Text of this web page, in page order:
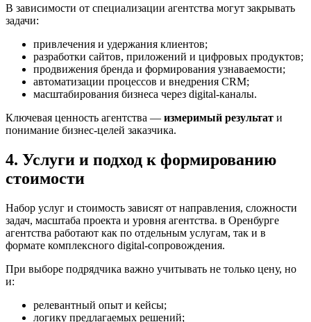
В зависимости от специализации агентства могут закрывать
задачи:
привлечения и удержания клиентов;
разработки сайтов, приложений и цифровых продуктов;
продвижения бренда и формирования узнаваемости;
автоматизации процессов и внедрения CRM;
масштабирования бизнеса через digital-каналы.
Ключевая ценность агентства — измеримый результат и
понимание бизнес-целей заказчика.
4. Услуги и подход к формированию
стоимости
Набор услуг и стоимость зависят от направления, сложности
задач, масштаба проекта и уровня агентства. в Оренбурге
агентства работают как по отдельным услугам, так и в
формате комплексного digital-сопровождения.
При выборе подрядчика важно учитывать не только цену, но
и:
релевантный опыт и кейсы;
логику предлагаемых решений;